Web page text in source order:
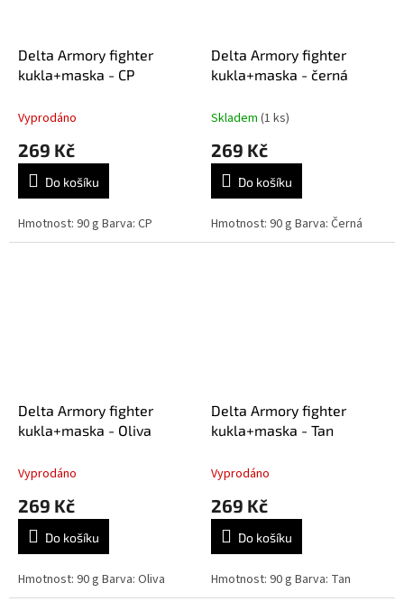
Delta Armory fighter
kukla+maska - CP
Vyprodáno
269 Kč
Do košíku
Hmotnost: 90 g Barva: CP
Delta Armory fighter
kukla+maska - černá
Skladem (1 ks)
269 Kč
Do košíku
Hmotnost: 90 g Barva: Černá
Delta Armory fighter
kukla+maska - Oliva
Vyprodáno
269 Kč
Do košíku
Hmotnost: 90 g Barva: Oliva
Delta Armory fighter
kukla+maska - Tan
Vyprodáno
269 Kč
Do košíku
Hmotnost: 90 g Barva: Tan